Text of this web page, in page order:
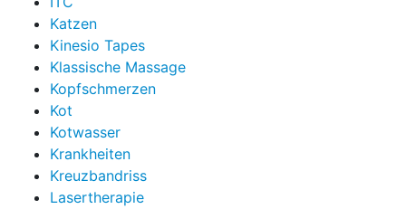
Katzen
Kinesio Tapes
Klassische Massage
Kopfschmerzen
Kot
Kotwasser
Krankheiten
Kreuzbandriss
Lasertherapie